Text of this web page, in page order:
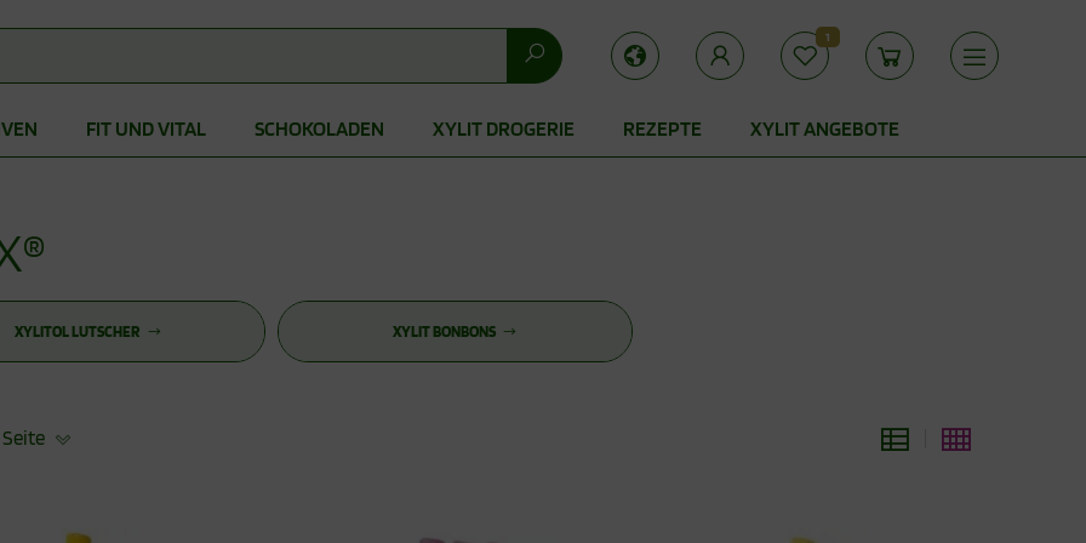
1
FIT UND VITAL SCHOKOLADEN XYLIT DROGERIE REZEPTE XYLIT ANGEBOTE
XYLITOL LUTSCHER XYLIT BONBONS